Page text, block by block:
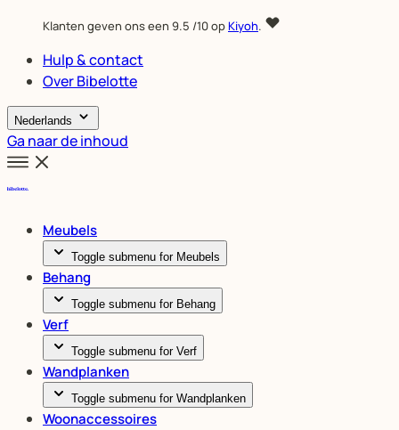
Klanten geven ons een 9.5 /10 opKiyoh.
Hulp & contact
Over Bibelotte
Nederlands
Ga naar de inhoud
Meubels
Toggle submenu for Meubels
Behang
Toggle submenu for Behang
Verf
Toggle submenu for Verf
Wandplanken
Toggle submenu for Wandplanken
Woonaccessoires